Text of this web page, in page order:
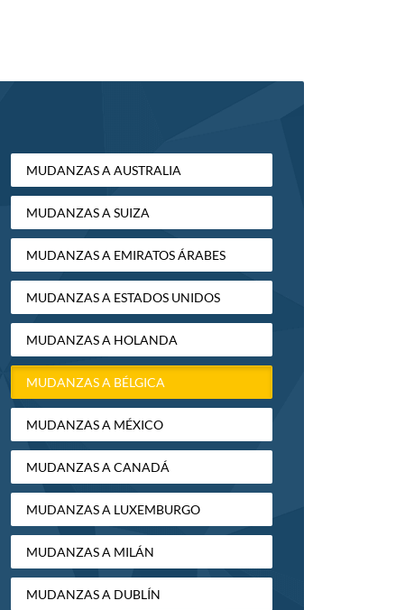
MUDANZAS A AUSTRALIA
MUDANZAS A SUIZA
MUDANZAS A EMIRATOS ÁRABES
MUDANZAS A ESTADOS UNIDOS
MUDANZAS A HOLANDA
MUDANZAS A BÉLGICA
MUDANZAS A MÉXICO
MUDANZAS A CANADÁ
MUDANZAS A LUXEMBURGO
MUDANZAS A MILÁN
MUDANZAS A DUBLÍN